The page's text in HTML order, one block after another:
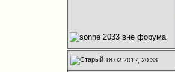
18.02.2012, 20:33